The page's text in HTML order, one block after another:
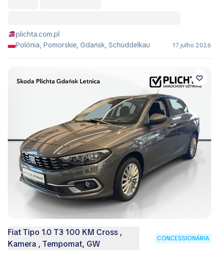
plichta.com.pl
Polónia, Pomorskie, Gdańsk, Schüddelkau
17 julho 2026
Fiat Tipo 1.0 T3 100 KM Cross ,
Kamera , Tempomat, GW
CONCESSIONÁRIA